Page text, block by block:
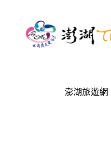
澎湖旅遊網